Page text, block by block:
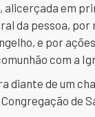
alicerçada em
da pessoa, por
e por
com a
diante de um
de